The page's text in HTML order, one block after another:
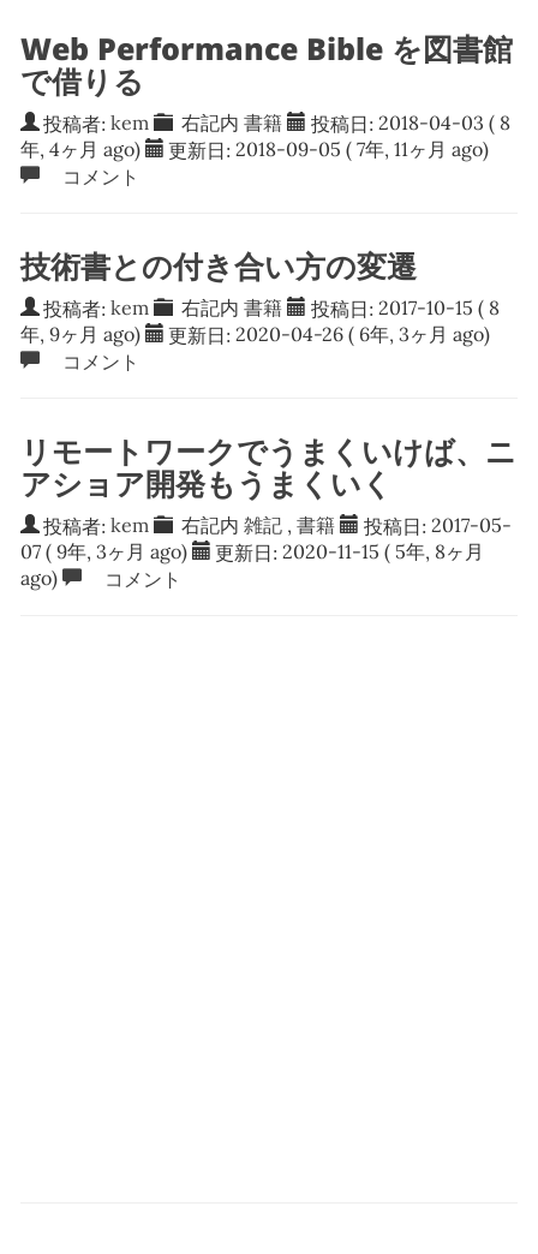
Web Performance Bible を図書館
で借りる
投稿者: kem 右記内書籍 投稿日: 2018-04-03 ( 8
年, 4ヶ月 ago)
更新日: 2018-09-05 ( 7年, 11ヶ月 ago)
コメント
技術書との付き合い方の変遷
投稿者: kem 右記内書籍 投稿日: 2017-10-15 ( 8
年, 9ヶ月 ago)
更新日: 2020-04-26 ( 6年, 3ヶ月 ago)
コメント
リモートワークでうまくいけば、ニ
アショア開発もうまくいく
投稿者: kem 右記内雑記 ,書籍 投稿日: 2017-05-
07 ( 9年, 3ヶ月 ago) 更新日: 2020-11-15 ( 5年, 8ヶ月
ago)
コメント